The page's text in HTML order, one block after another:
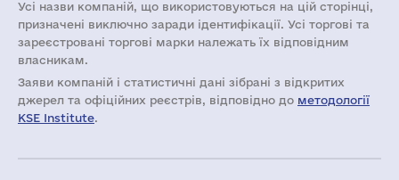
Усі назви компаній, що використовуються на цій сторінці,
призначені виключно заради ідентифікації. Усі торгові та
зареєстровані торгові марки належать їх відповідним
власникам.
Заяви компаній i статистичні дані зібрані з відкритих
джерел та офіційних реєстрів, відповідно до методології
KSE Institute.